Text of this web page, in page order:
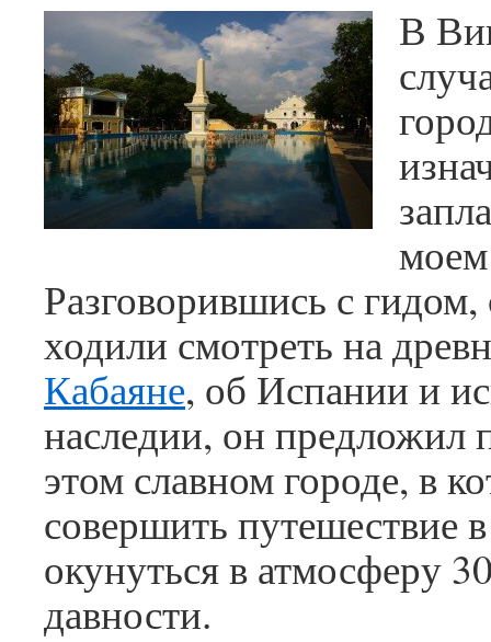
В
Разговорившись с
ходили смотреть на
Кабаяне, об Испании и
наследии, он предложил
этом славном городе, в
совершить путешествие
окунуться в атмосферу
давности.